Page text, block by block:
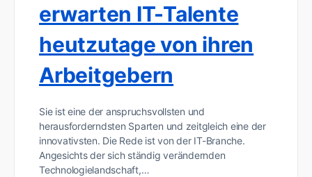
erwarten IT-Talente
heutzutage von ihren
Arbeitgebern
Sie ist eine der anspruchsvollsten und
herausforderndsten Sparten und zeitgleich eine der
innovativsten. Die Rede ist von der IT-Branche.
Angesichts der sich ständig verändernden
Technologielandschaft,…